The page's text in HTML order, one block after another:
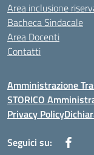
Area inclusione
Bacheca Sindacale
Area Docenti
Contatti
Amministrazione
STORICO
Privacy Policy
Seguici su: